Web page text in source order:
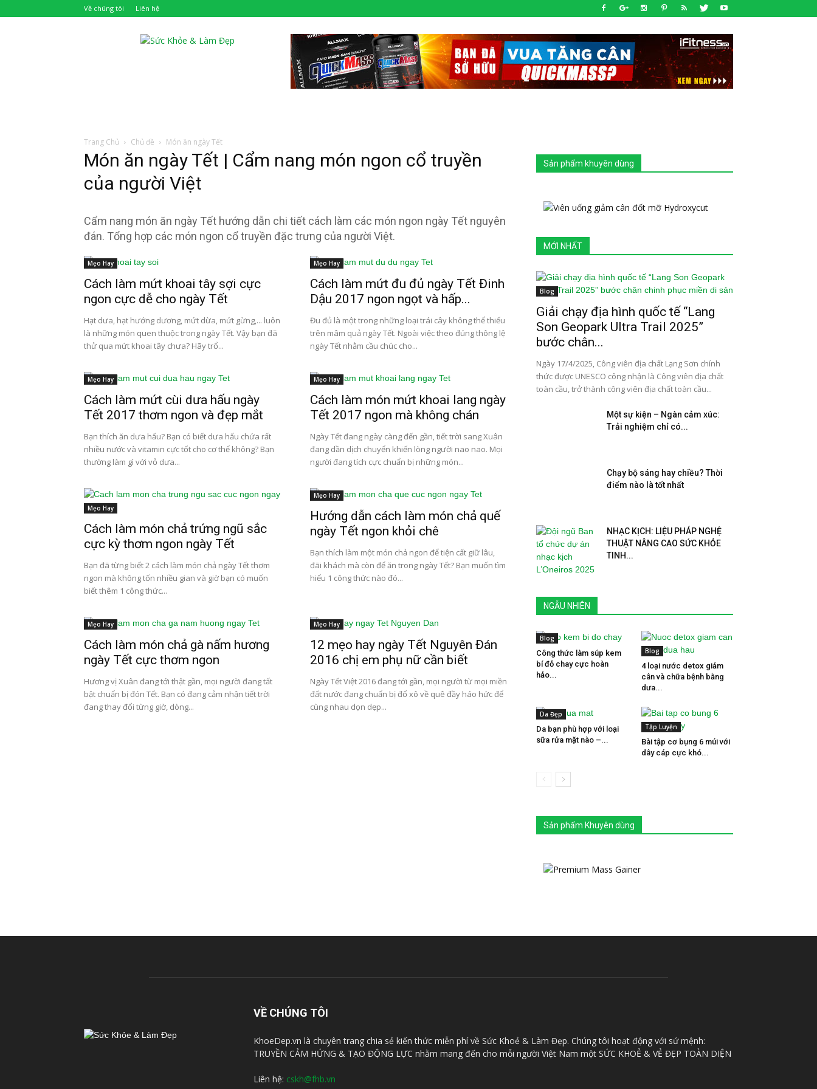
Về chúng tôi Liên hệ
Trang Chủ Chủ đề Món ăn ngày Tết
Món ăn ngày Tết | Cẩm nang món ngon cổ truyền
của người Việt
Cẩm nang món ăn ngày Tết hướng dẫn chi tiết cách làm các món ngon ngày Tết nguyên
đán. Tổng hợp các món ngon cổ truyền đặc trưng của người Việt.
Mẹo Hay
Cách làm mứt khoai tây sợi cực
ngon cực dễ cho ngày Tết
Hạt dưa, hạt hướng dương, mứt dừa, mứt gừng,... luôn
là những món quen thuộc trong ngày Tết. Vậy bạn đã
thử qua mứt khoai tây chưa? Hãy trổ...
Mẹo Hay
Cách làm mứt đu đủ ngày Tết Đinh
Dậu 2017 ngon ngọt và hấp...
Đu đủ là một trong những loại trái cây không thể thiếu
trên mâm quả ngày Tết. Ngoài việc theo đúng thông lệ
ngày Tết nhằm cầu chúc cho...
Mẹo Hay
Cách làm mứt cùi dưa hấu ngày
Tết 2017 thơm ngon và đẹp mắt
Bạn thích ăn dưa hấu? Bạn có biết dưa hấu chứa rất
nhiều nước và vitamin cực tốt cho cơ thể không? Bạn
thường làm gì với vỏ dưa...
Mẹo Hay
Cách làm món mứt khoai lang ngày
Tết 2017 ngon mà không chán
Ngày Tết đang ngày càng đến gần, tiết trời sang Xuân
đang dần dịch chuyển khiến lòng người nao nao. Mọi
người đang tích cực chuẩn bị những món...
Mẹo Hay
Cách làm món chả trứng ngũ sắc
cực kỳ thơm ngon ngày Tết
Bạn đã từng biết 2 cách làm món chả ngày Tết thơm
ngon mà không tốn nhiều gian và giờ bạn có muốn
biết thêm 1 công thức...
Mẹo Hay
Hướng dẫn cách làm món chả quế
ngày Tết ngon khỏi chê
Bạn thích làm một món chả ngon để tiện cất giữ lâu,
đãi khách mà còn để ăn trong ngày Tết? Bạn muốn tìm
hiểu 1 công thức nào đó...
Mẹo Hay
Cách làm món chả gà nấm hương
ngày Tết cực thơm ngon
Hương vị Xuân đang tới thật gần, mọi người đang tất
bật chuẩn bị đón Tết. Bạn có đang cảm nhận tiết trời
đang thay đổi từng giờ, dòng...
Mẹo Hay
12 mẹo hay ngày Tết Nguyên Đán
2016 chị em phụ nữ cần biết
Ngày Tết Việt 2016 đang tới gần, mọi người từ mọi miền
đất nước đang chuẩn bị đổ xô về quê đầy háo hức để
cùng nhau dọn dẹp...
Sản phẩm khuyên dùng
MỚI NHẤT
Blog
Giải chạy địa hình quốc tế “Lang
Son Geopark Ultra Trail 2025”
bước chân...
Ngày 17/4/2025, Công viên địa chất Lạng Sơn chính
thức được UNESCO công nhận là Công viên địa chất
toàn cầu, trở thành công viên địa chất toàn cầu...
Một sự kiện – Ngàn cảm xúc:
Trải nghiệm chỉ có...
Chạy bộ sáng hay chiều? Thời
điểm nào là tốt nhất
NHẠC KỊCH: LIỆU PHÁP NGHỆ
THUẬT NÂNG CAO SỨC KHỎE
TINH...
NGẪU NHIÊN
Blog
Công thức làm súp kem
bí đỏ chay cực hoàn
hảo...
Blog
4 loại nước detox giảm
cân và chữa bệnh bằng
dưa...
Da Đẹp
Da bạn phù hợp với loại
sữa rửa mặt nào –...
Tập Luyện
Bài tập cơ bụng 6 múi với
dây cáp cực khó...
Sản phẩm Khuyên dùng
VỀ CHÚNG TÔI
KhoeDep.vn là chuyên trang chia sẻ kiến thức miễn phí về Sức Khoẻ & Làm Đẹp. Chúng tôi hoạt động với sứ mệnh:
TRUYỀN CẢM HỨNG & TẠO ĐỘNG LỰC nhằm mang đến cho mỗi người Việt Nam một SỨC KHOẺ & VẺ ĐẸP TOÀN DIỆN
Liên hệ: cskh@fhb.vn